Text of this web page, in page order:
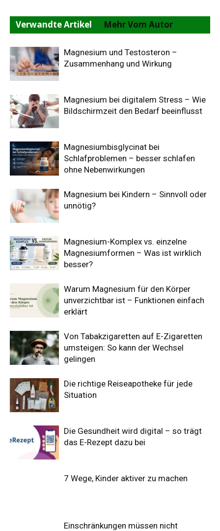
Verwandte Artikel Mehr Vom Autor
Magnesium und Testosteron –
Zusammenhang und Wirkung
Magnesium bei digitalem Stress – Wie
Bildschirmzeit den Bedarf beeinflusst
Magnesiumbisglycinat bei
Schlafproblemen – besser schlafen
ohne Nebenwirkungen
Magnesium bei Kindern – Sinnvoll oder
unnötig?
Magnesium-Komplex vs. einzelne
Magnesiumformen – Was ist wirklich
besser?
Warum Magnesium für den Körper
unverzichtbar ist – Funktionen einfach
erklärt
Von Tabakzigaretten auf E-Zigaretten
umsteigen: So kann der Wechsel
gelingen
Die richtige Reiseapotheke für jede
Situation
Die Gesundheit wird digital – so trägt
das E-Rezept dazu bei
7 Wege, Kinder aktiver zu machen
Einschränkungen müssen nicht